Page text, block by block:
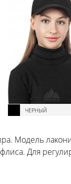
ЧЕРНЫЙ
Модель
Для